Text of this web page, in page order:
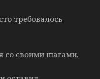
требовалось
со своими шагами.